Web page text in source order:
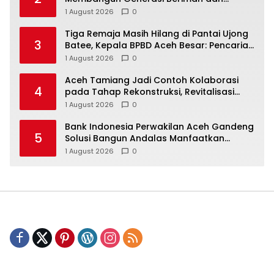
Berakhlak
1 August 2026 0
3
Tiga Remaja Masih Hilang di Pantai Ujong
Batee, Kepala BPBD Aceh Besar: Pencarian
Terus Dimaksimalkan
1 August 2026 0
4
Aceh Tamiang Jadi Contoh Kolaborasi
pada Tahap Rekonstruksi, Revitalisasi
Sekolah Dipercepat Libatkan Masyarakat
1 August 2026 0
5
Bank Indonesia Perwakilan Aceh Gandeng
Solusi Bangun Andalas Manfaatkan
Limbah Uang Rupiah Jadi Bahan Bakar
1 August 2026 0